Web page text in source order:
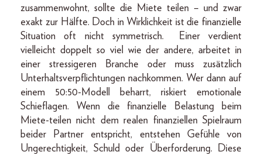
zusammenwohnt, sollte die Miete teilen – und zwar
exakt zur Hälfte. Doch in Wirklichkeit ist die finanzielle
Situation oft nicht symmetrisch. Einer verdient
vielleicht doppelt so viel wie der andere, arbeitet in
einer stressigeren Branche oder muss zusätzlich
Unterhaltsverpflichtungen nachkommen. Wer dann auf
einem 50:50-Modell beharrt, riskiert emotionale
Schieflagen. Wenn die finanzielle Belastung beim
Miete-teilen nicht dem realen finanziellen Spielraum
beider Partner entspricht, entstehen Gefühle von
Ungerechtigkeit, Schuld oder Überforderung. Diese